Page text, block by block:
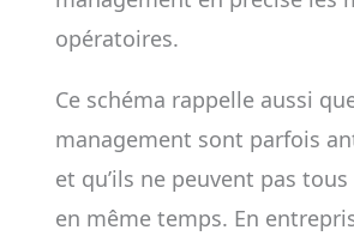
opératoires.
Ce schéma rappelle aussi
management sont parfois
et qu’ils ne peuvent pas
en même temps. En